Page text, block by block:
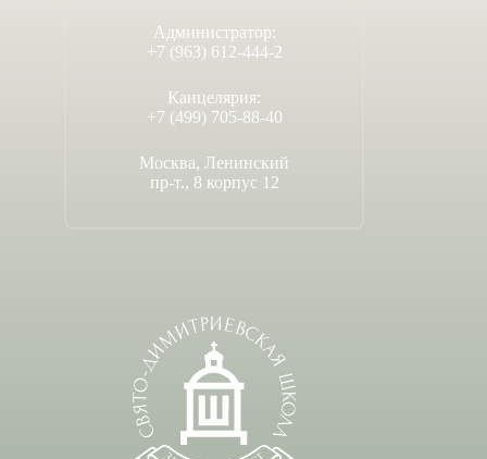
Администратор:
+7 (963) 612-444-2
Канцелярия:
+7 (499) 705-88-40
Москва, Ленинский
пр-т., 8 корпус 12